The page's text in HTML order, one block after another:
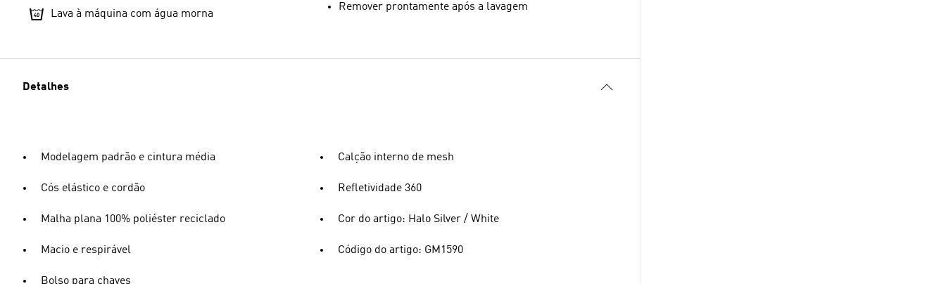
Lava à máquina com água morna
Remover prontamente após a lavagem
Detalhes
Modelagem padrão e cintura média
Cós elástico e cordão
Malha plana 100% poliéster reciclado
Macio e respirável
Bolso para chaves
Calção interno de mesh
Refletividade 360
Cor do artigo: Halo Silver / White
Código do artigo: GM1590